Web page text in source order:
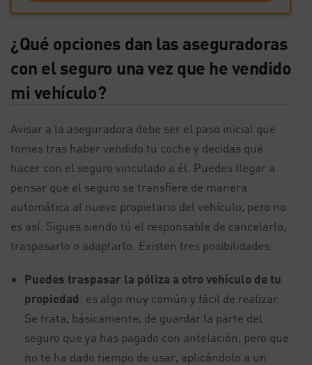
¿Qué opciones dan las aseguradoras
con el seguro una vez que he vendido
mi vehículo?
Avisar a la aseguradora debe ser el paso inicial que
tomes tras haber vendido tu coche y decidas qué
hacer con el seguro vinculado a él. Puedes llegar a
pensar que el seguro se transfiere de manera
automática al nuevo propietario del vehículo, pero no
es así. Sigues siendo tú el responsable de cancelarlo,
traspasarlo o adaptarlo. Existen tres posibilidades:
Puedes traspasar la póliza a otro vehículo de tu
propiedad: es algo muy común y fácil de realizar.
Se trata, básicamente, de guardar la parte del
seguro que ya has pagado con antelación, pero que
no te ha dado tiempo de usar, aplicándolo a un